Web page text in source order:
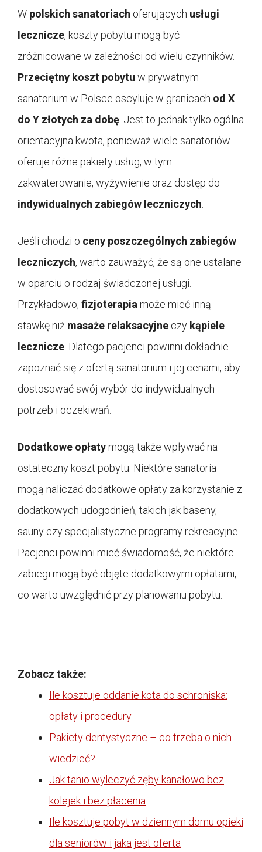
W polskich sanatoriach oferujących usługi
lecznicze, koszty pobytu mogą być
zróżnicowane w zależności od wielu czynników.
Przeciętny koszt pobytu w prywatnym
sanatorium w Polsce oscyluje w granicach od X
do Y złotych za dobę . Jest to jednak tylko ogólna
orientacyjna kwota, ponieważ wiele sanatoriów
oferuje różne pakiety usług, w tym
zakwaterowanie, wyżywienie oraz dostęp do
indywidualnych zabiegów leczniczych
Jeśli chodzi o ceny poszczególnych zabiegów
leczniczych, warto zauważyć, że są one ustalane
w oparciu o rodzaj świadczonej usługi.
Przykładowo, fizjoterapia może mieć inną
stawkę niż masaże relaksacyjne czy kąpiele
lecznicze . Dlatego pacjenci powinni dokładnie
zapoznać się z ofertą sanatorium i jej cenami, aby
dostosować swój wybór do indywidualnych
potrzeb i oczekiwań.
Dodatkowe opłatymogą także wpływać na
ostateczny koszt pobytu. Niektóre sanatoria
mogą naliczać dodatkowe opłaty za korzystanie z
dodatkowych udogodnień, takich jak baseny,
sauny czy specjalistyczne programy rekreacyjne.
Pacjenci powinni mieć świadomość, że niektóre
zabiegi mogą być objęte dodatkowymi opłatami,
co warto uwzględnić przy planowaniu pobytu.
Zobacz także:
Ile kosztuje oddanie kota do schroniska:
opłaty i procedury
Pakiety dentystyczne – co trzeba o nich
wiedzieć?
Jak tanio wyleczyć zęby kanałowo bez
kolejek i bez płacenia
Ile kosztuje pobyt w dziennym domu opieki
dla seniorów i jaka jest oferta